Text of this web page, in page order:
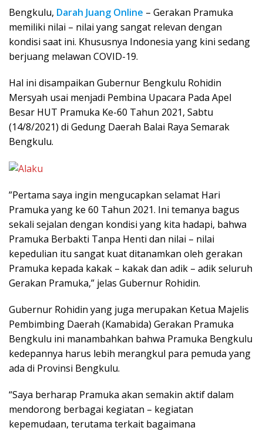
Bengkulu, Darah Juang Online – Gerakan Pramuka
memiliki nilai – nilai yang sangat relevan dengan
kondisi saat ini. Khususnya Indonesia yang kini sedang
berjuang melawan COVID-19.
Hal ini disampaikan Gubernur Bengkulu Rohidin
Mersyah usai menjadi Pembina Upacara Pada Apel
Besar HUT Pramuka Ke-60 Tahun 2021, Sabtu
(14/8/2021) di Gedung Daerah Balai Raya Semarak
Bengkulu.
”Pertama saya ingin mengucapkan selamat Hari
Pramuka yang ke 60 Tahun 2021. Ini temanya bagus
sekali sejalan dengan kondisi yang kita hadapi, bahwa
Pramuka Berbakti Tanpa Henti dan nilai – nilai
kepedulian itu sangat kuat ditanamkan oleh gerakan
Pramuka kepada kakak – kakak dan adik – adik seluruh
Gerakan Pramuka,” jelas Gubernur Rohidin.
Gubernur Rohidin yang juga merupakan Ketua Majelis
Pembimbing Daerah (Kamabida) Gerakan Pramuka
Bengkulu ini manambahkan bahwa Pramuka Bengkulu
kedepannya harus lebih merangkul para pemuda yang
ada di Provinsi Bengkulu.
“Saya berharap Pramuka akan semakin aktif dalam
mendorong berbagai kegiatan – kegiatan
kepemudaan, terutama terkait bagaimana